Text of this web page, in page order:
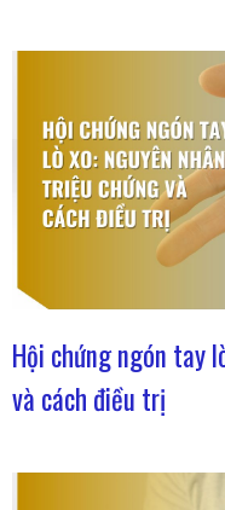
Hội chứng ngón tay
và cách điều trị